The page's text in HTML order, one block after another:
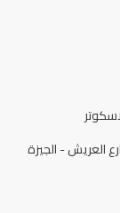
العريش - الجيزة